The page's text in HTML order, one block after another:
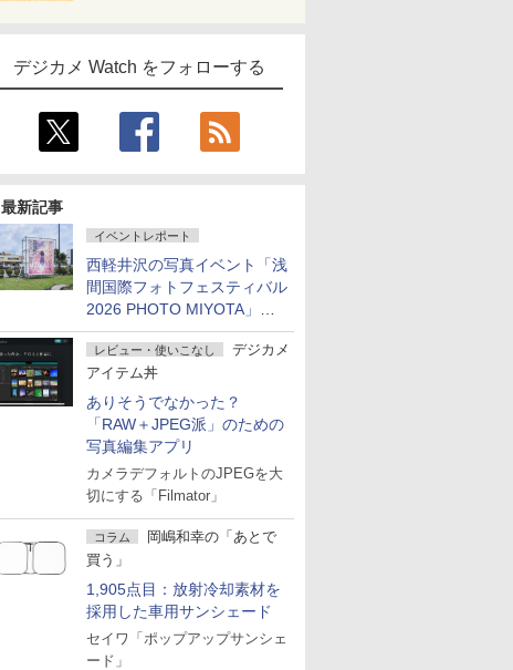
デジカメ Watch をフォローする
最新記事
イベントレポート
西軽井沢の写真イベント「浅
間国際フォトフェスティバル
2026 PHOTO MIYOTA」が
開幕
レビュー・使いこなし
デジカメ
アイテム丼
ありそうでなかった？
「RAW＋JPEG派」のための
写真編集アプリ
カメラデフォルトのJPEGを大
切にする「Filmator」
コラム
岡嶋和幸の「あとで
買う」
1,905点目：放射冷却素材を
採用した車用サンシェード
セイワ「ポップアップサンシェ
ード」